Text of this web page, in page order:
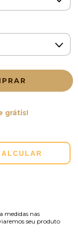
grátis!
medidas nas
seu produto